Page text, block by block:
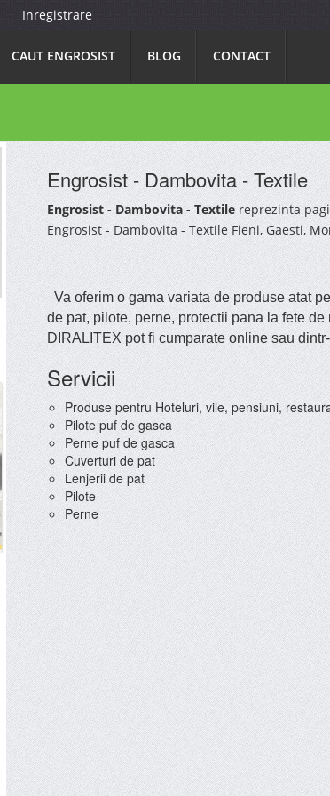
Inregistrare
CAUT ENGROSIST BLOG CONTACT
Engrosist - Dambovita - Textile
Engrosist - Dambovita - Textilereprezinta
Engrosist - Dambovita - Textile Fieni, Gaesti,
Va oferim o gama variata de produse atat
de pat, pilote, perne, protectii pana la fete
DIRALITEX pot fi cumparate online sau
Servicii
Produse pentru Hoteluri, vile, pensiuni,
Pilote puf de gasca
Perne puf de gasca
Cuverturi de pat
Lenjerii de pat
Pilote
Perne